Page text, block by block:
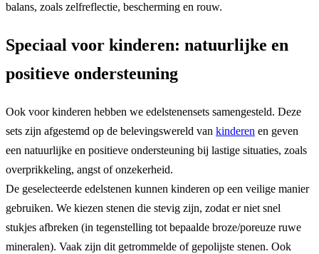
balans, zoals zelfreflectie, bescherming en rouw.
Speciaal voor kinderen: natuurlijke en
positieve ondersteuning
Ook voor kinderen hebben we edelstenensets samengesteld. Deze
sets zijn afgestemd op de belevingswereld van kinderen en geven
een natuurlijke en positieve ondersteuning bij lastige situaties, zoals
overprikkeling, angst of onzekerheid.
De geselecteerde edelstenen kunnen kinderen op een veilige manier
gebruiken. We kiezen stenen die stevig zijn, zodat er niet snel
stukjes afbreken (in tegenstelling tot bepaalde broze/poreuze ruwe
mineralen). Vaak zijn dit getrommelde of gepolijste stenen. Ook